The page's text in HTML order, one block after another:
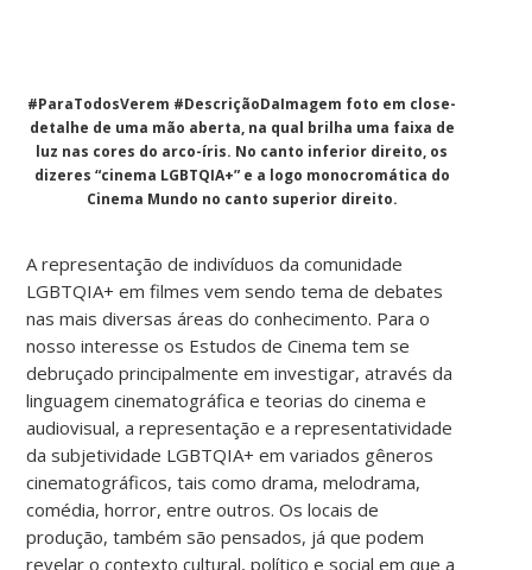
#ParaTodosVerem #DescriçãoDaImagem foto em close-
detalhe de uma mão aberta, na qual brilha uma faixa de
luz nas cores do arco-íris. No canto inferior direito, os
dizeres “cinema LGBTQIA+” e a logo monocromática do
Cinema Mundo no canto superior direito.
A representação de indivíduos da comunidade
LGBTQIA+ em filmes vem sendo tema de debates
nas mais diversas áreas do conhecimento. Para o
nosso interesse os Estudos de Cinema tem se
debruçado principalmente em investigar, através da
linguagem cinematográfica e teorias do cinema e
audiovisual, a representação e a representatividade
da subjetividade LGBTQIA+ em variados gêneros
cinematográficos, tais como drama, melodrama,
comédia, horror, entre outros. Os locais de
produção, também são pensados, já que podem
revelar o contexto cultural, político e social em que a